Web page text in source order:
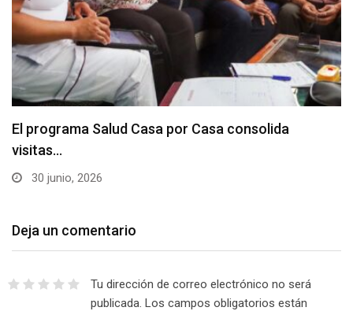
El programa Salud Casa por Casa consolida
visitas…
30 junio, 2026
Deja un comentario
Tu dirección de correo electrónico no será
publicada. Los campos obligatorios están